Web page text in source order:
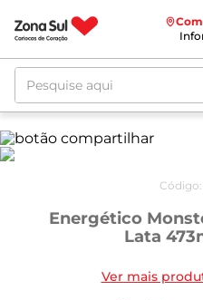
Pesquise aqui
Código:
Energético
Lata
Ver mais